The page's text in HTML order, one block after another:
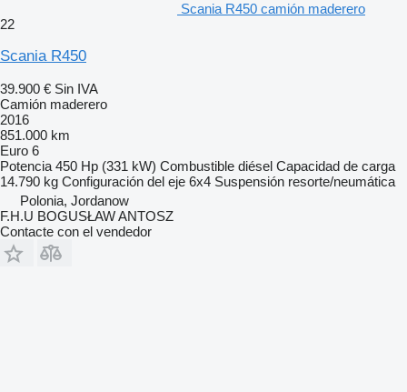
Scania R450 camión maderero
22
Scania R450
39.900 € Sin IVA
Camión maderero
2016
851.000 km
Euro 6
Potencia 450 Hp (331 kW) Combustible diésel Capacidad de carga
14.790 kg Configuración del eje 6x4 Suspensión resorte/neumática
Polonia, Jordanow
F.H.U BOGUSŁAW ANTOSZ
Contacte con el vendedor